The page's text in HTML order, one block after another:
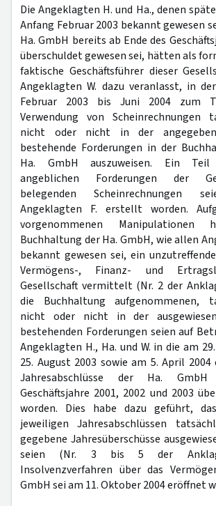
Die Angeklagten H. und Ha., denen
Anfang Februar 2003 bekannt gewesen
Ha. GmbH bereits ab Ende des
überschuldet gewesen sei, hätten als
faktische Geschäftsführer dieser
Angeklagten W. dazu veranlasst, in
Februar 2003 bis Juni 2004 zum
Verwendung von Scheinrechnungen
nicht oder nicht in der
bestehende Forderungen in der
Ha. GmbH auszuweisen. Ein
angeblichen Forderungen der
belegenden Scheinrechnungen
Angeklagten F. erstellt worden.
vorgenommenen Manipulationen
Buchhaltung der Ha. GmbH, wie allen
bekannt gewesen sei, ein
Vermögens-, Finanz- und
Gesellschaft vermittelt (Nr. 2 der
die Buchhaltung aufgenommenen,
nicht oder nicht in der
bestehenden Forderungen seien auf
Angeklagten H., Ha. und W. in die am
25. August 2003 sowie am 5. April
Jahresabschlüsse der Ha.
Geschäftsjahre 2001, 2002 und 2003
worden. Dies habe dazu geführt,
jeweiligen Jahresabschlüssen
gegebene Jahresüberschüsse
seien (Nr. 3 bis 5 der
Insolvenzverfahren über das
GmbH sei am 11. Oktober 2004 eröffnet